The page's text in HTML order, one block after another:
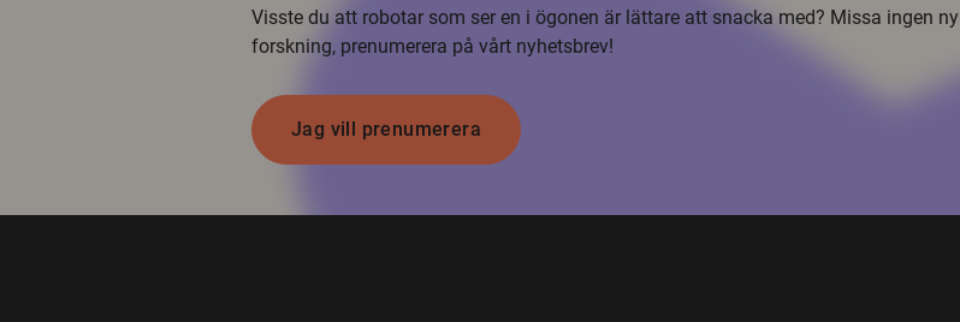
Visste du att robotar som ser en i ögonen är lättare att snacka med? Missa ingen ny
forskning, prenumerera på vårt nyhetsbrev!
Jag vill prenumerera